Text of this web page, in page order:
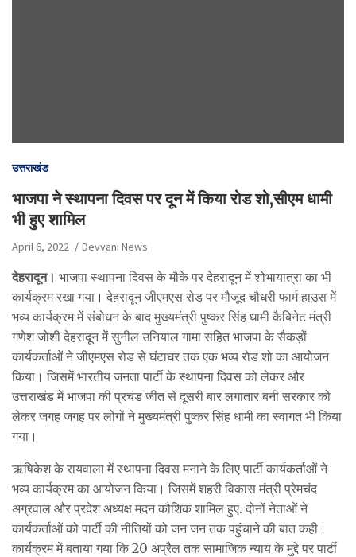
उत्तराखंड
भाजपा ने स्थापना दिवस पर दून में किया रोड शो,सीएम धामी
भी हुए शामिल
April 6, 2022 Devvani News
देहरादून। भाजपा स्थापना दिवस के मौके पर देहरादून में शोभायात्रा का भी
कार्यक्रम रखा गया। देहरादून जीएमएस रोड पर मौजूद चौधरी फार्म हाउस में
भव्य कार्यक्रम में संबोधन के बाद मुख्यमंत्री पुष्कर सिंह धामी कैबिनेट मंत्री
गणेश जोशी देहरादून में सुनील उनियाल गामा सहित भाजपा के सैकड़ों
कार्यकर्ताओं ने जीएमएस रोड से घंटाघर तक एक भव्य रोड शो का आयोजन
किया। जिसमें भारतीय जनता पार्टी के स्थापना दिवस को लेकर और
उत्तराखंड में भाजपा की प्रचंड जीत से दूसरी बार लगातार बनी सरकार को
लेकर जगह जगह पर लोगों ने मुख्यमंत्री पुष्कर सिंह धामी का स्वागत भी किया
गया।
ऋषिकेश के रायवाला में स्थापना दिवस मनाने के लिए पार्टी कार्यकर्ताओं ने
भव्य कार्यक्रम का आयोजन किया। जिसमें शहरी विकास मंत्री प्रेमचंद
अग्रवाल और प्रदेश अध्यक्ष मदन कौशिक शामिल हुए. दोनों नेताओं ने
कार्यकर्ताओं को पार्टी की नीतियों को जन जन तक पहुंचाने की बात कही।
कार्यक्रम में बताया गया कि 20 अप्रैल तक सामाजिक न्याय के मुद्दे पर पार्टी